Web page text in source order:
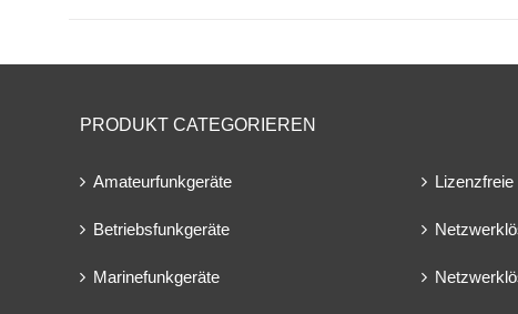
PRODUKT CATEGORIEREN
Amateurfunkgeräte
Betriebsfunkgeräte
Marinefunkgeräte